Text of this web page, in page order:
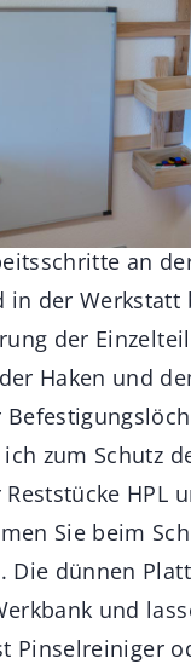
an
in der Werkstatt
der
Haken und
zum Schutz
HPL
Sie beim
Die dünnen
und
Pinselreiniger